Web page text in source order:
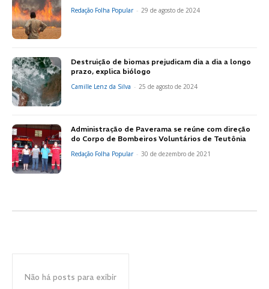
Redação Folha Popular - 29 de agosto de 2024
Destruição de biomas prejudicam dia a dia a longo
prazo, explica biólogo
Camille Lenz da Silva - 25 de agosto de 2024
Administração de Paverama se reúne com direção
do Corpo de Bombeiros Voluntários de Teutônia
Redação Folha Popular - 30 de dezembro de 2021
Não há posts para exibir